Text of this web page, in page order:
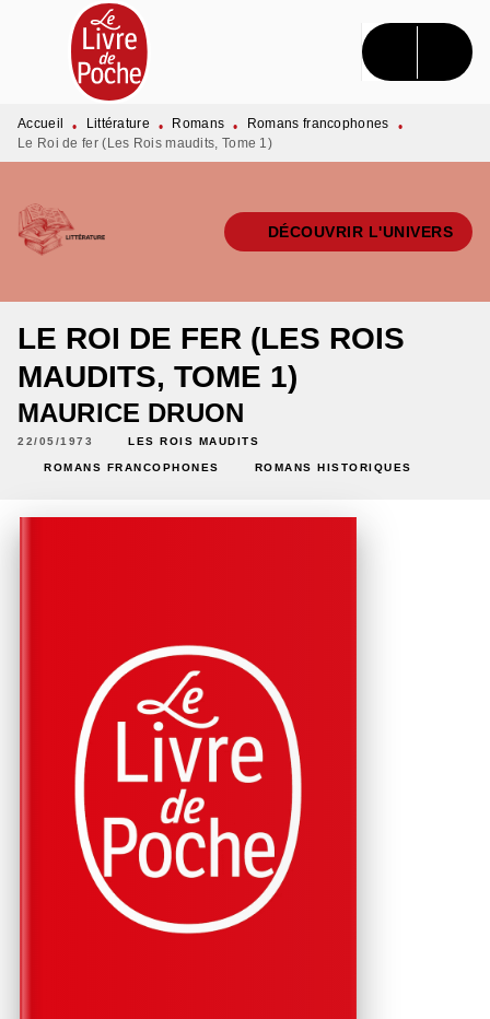
MENU RECHERCHE CONTENU
PIED DE PAGE
Accueil • Littérature • Romans • Romans francophones
•
Le Roi de fer (Les Rois maudits, Tome 1)
DÉCOUVRIR L'UNIVERS
LE ROI DE FER (LES ROIS
MAUDITS, TOME 1)
MAURICE DRUON
22/05/1973 LES ROIS MAUDITS
ROMANS FRANCOPHONES ROMANS HISTORIQUES